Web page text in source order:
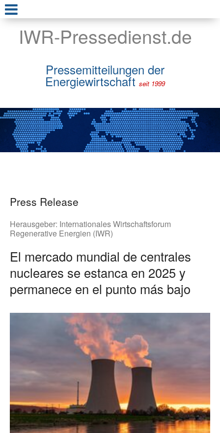
IWR-Pressedienst.de
Pressemitteilungen der
Energiewirtschaft seit 1999
Press Release
Herausgeber: Internationales Wirtschaftsforum
Regenerative Energien (IWR)
El mercado mundial de centrales
nucleares se estanca en 2025 y
permanece en el punto más bajo